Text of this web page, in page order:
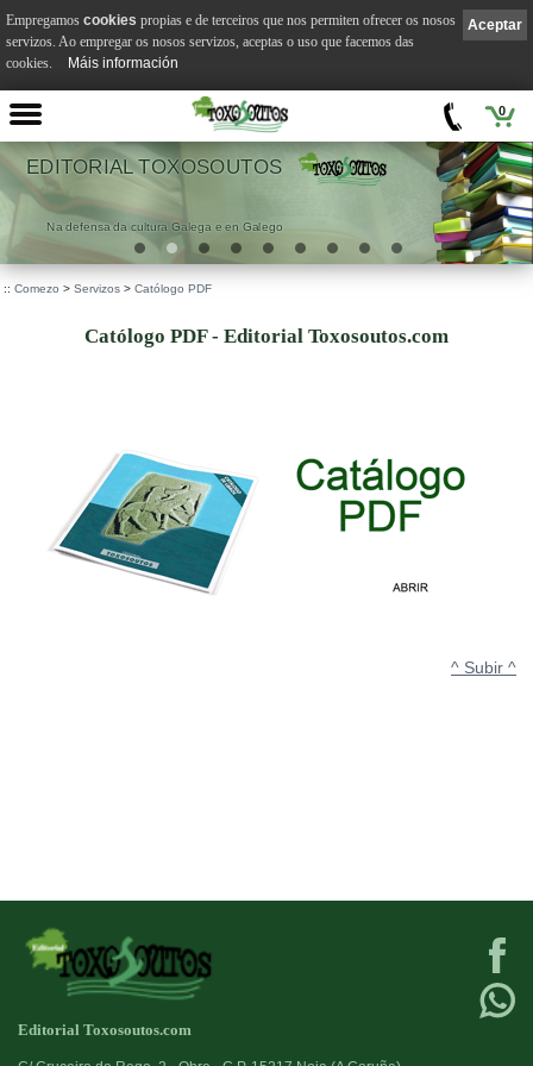
0
EDITORIAL TOXOSOUTOS
Na defensa da cultura Galega e en Galego
:: Comezo > Servizos > Católogo PDF
Católogo PDF - Editorial Toxosoutos.com
^ Subir ^
Editorial Toxosoutos.com
Aceptar
Empregamos cookies propias e de terceiros que nos permiten ofrecer os nosos
servizos. Ao empregar os nosos servizos, aceptas o uso que facemos das
cookies.
Máis información